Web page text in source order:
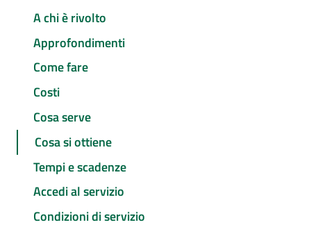
A chi è rivolto
Approfondimenti
Come fare
Costi
Cosa serve
Cosa si ottiene
Tempi e scadenze
Accedi al servizio
Condizioni di servizio